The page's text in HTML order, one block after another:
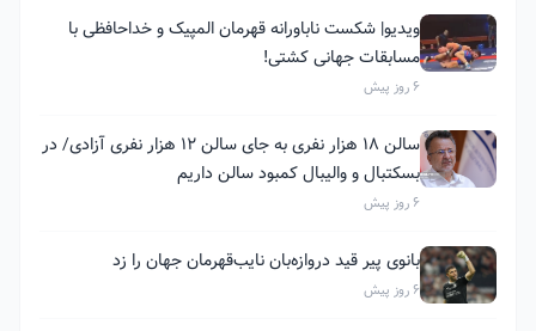
ویدیو| شکست ناباورانه قهرمان المپیک و خداحافظی با
مسابقات جهانی کشتی!
6 روز پیش
سالن ۱۸ هزار نفری به جای سالن ۱۲ هزار نفری آزادی/ در
بسکتبال و والیبال کمبود سالن داریم
6 روز پیش
بانوی پیر قید دروازه‌بان نایب‌قهرمان جهان را زد
6 روز پیش